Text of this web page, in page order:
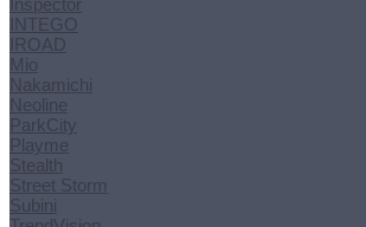
INTEGO
IROAD
Mio
Nakamichi
Neoline
ParkCity
Playme
Stealth
Street Storm
Subini